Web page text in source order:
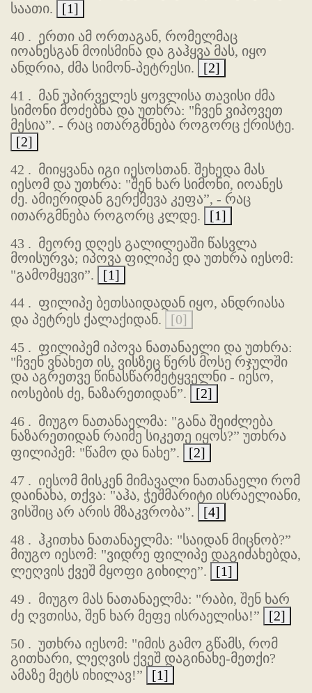
საათი.
[1]
40 . ერთი ამ ორთაგან, რომელმაც
იოანესგან მოისმინა და გაჰყვა მას, იყო
ანდრია, ძმა სიმონ-პეტრესი.
[2]
41 . მან უპირველეს ყოვლისა თავისი ძმა
სიმონი მოძებნა და უთხრა: "ჩვენ ვიპოვეთ
მესია”. - რაც ითარგმნება როგორც ქრისტე.
[2]
42 . მიიყვანა იგი იესოსთან. შეხედა მას
იესომ და უთხრა: "შენ ხარ სიმონი, იოანეს
ძე. ამიერიდან გერქმევა კეფა”, - რაც
ითარგმნება როგორც კლდე.
[1]
43 . მეორე დღეს გალილეაში წასვლა
მოისურვა; იპოვა ფილიპე და უთხრა იესომ:
"გამომყევი”.
[1]
44 . ფილიპე ბეთსაიდადან იყო, ანდრიასა
და პეტრეს ქალაქიდან.
[0]
45 . ფილიპემ იპოვა ნათანაელი და უთხრა:
"ჩვენ ვნახეთ ის, ვისზეც წერს მოსე რჯულში
და აგრეთვე წინასწარმეტყველნი - იესო,
იოსების ძე, ნაზარეთიდან”.
[2]
46 . მიუგო ნათანაელმა: "განა შეიძლება
ნაზარეთიდან რაიმე სიკეთე იყოს?” უთხრა
ფილიპემ: "წამო და ნახე”.
[2]
47 . იესომ მისკენ მიმავალი ნათანაელი რომ
დაინახა, თქვა: "აჰა, ჭეშმარიტი ისრაელიანი,
ვისშიც არ არის მზაკვრობა”.
[4]
48 . ჰკითხა ნათანაელმა: "საიდან მიცნობ?”
მიუგო იესომ: "ვიდრე ფილიპე დაგიძახებდა,
ლეღვის ქვეშ მყოფი გიხილე”.
[1]
49 . მიუგო მას ნათანაელმა: "რაბი, შენ ხარ
ძე ღვთისა, შენ ხარ მეფე ისრაელისა!”
[2]
50 . უთხრა იესომ: "იმის გამო გწამს, რომ
გითხარი, ლეღვის ქვეშ დაგინახე-მეთქი?
ამაზე მეტს იხილავ!”
[1]